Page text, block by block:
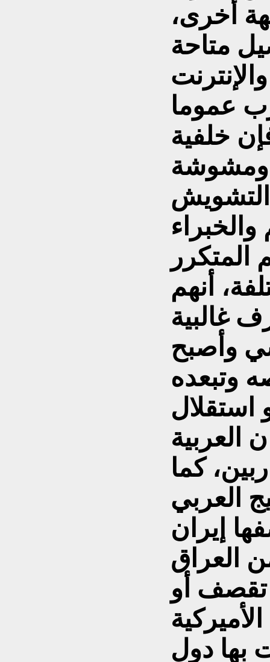
أخرى،
متاحة
عموما
خلفية
ومشوشة
أنهم
غالبية
وأصبح
وتبعده
العربية
كما
العربي
إيران
العراق
تقصف أو
بها دول